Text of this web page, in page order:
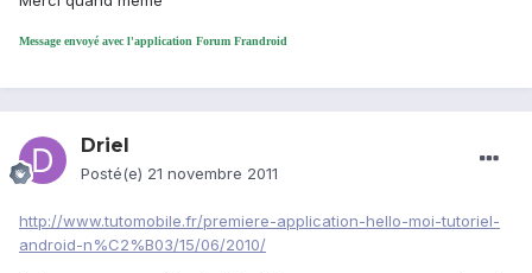
Message envoyé avec l'application Forum Frandroid
Driel
Posté(e) 21 novembre 2011
http://www.tutomobile.fr/premiere-application-hello-moi-tutoriel-
android-n%C2%B03/15/06/2010/